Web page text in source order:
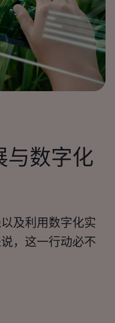
与数字化
及利用数字化实
，这一行动必不